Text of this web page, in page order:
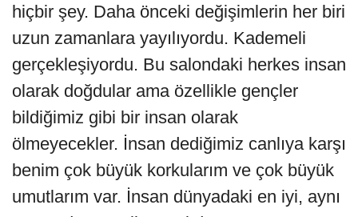
hiçbir şey. Daha önceki değişimlerin her biri
uzun zamanlara yayılıyordu. Kademeli
gerçekleşiyordu. Bu salondaki herkes insan
olarak doğdular ama özellikle gençler
bildiğimiz gibi bir insan olarak
ölmeyecekler. İnsan dediğimiz canlıya karşı
benim çok büyük korkularım ve çok büyük
umutlarım var. İnsan dünyadaki en iyi, aynı